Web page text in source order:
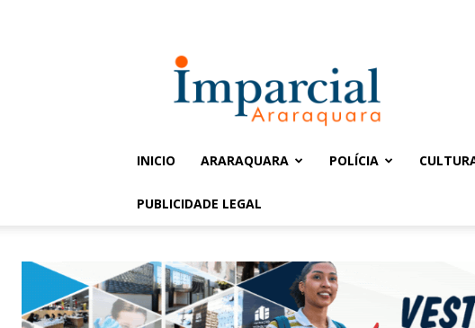
Imparcial
INICIO ARARAQUARA POLÍCIA
PUBLICIDADE LEGAL